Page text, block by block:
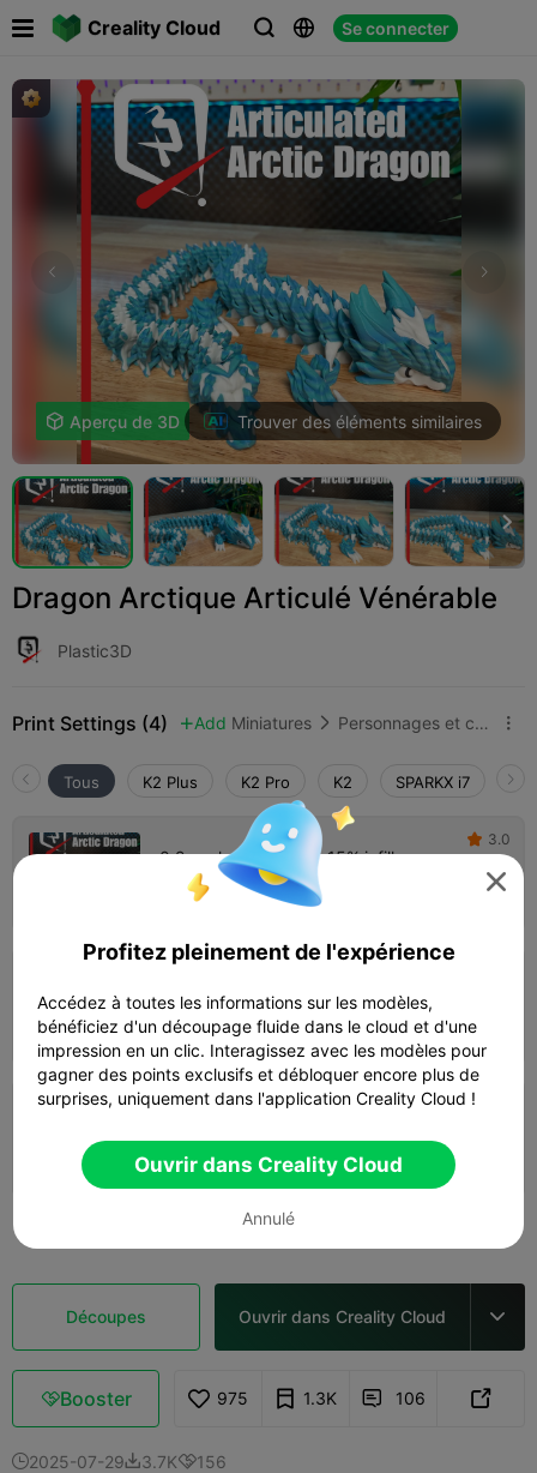
Creality Cloud   Se connecter
 
 Aperçu de 3D Trouver des éléments similaires

Dragon Arctique Articulé Vénérable
Plastic3D
Print Settings (4)  Add Miniatures  Personnages et créatures 
Tous K2 Plus K2 Pro K2 SPARKX i7
0.2mm layer, 2 walls, 15% infill
Auteur  1d 16h 
 3.0
 11h 16m  1 plates  222.74g
12h 51m 1 plates 225.77g
Voir plus
Découpes Ouvrir dans Creality Cloud 
Booster 975 1.3K  106 
2025-07-293.7K156

Profitez pleinement de l'expérience
Accédez à toutes les informations sur les modèles,
bénéficiez d'un découpage fluide dans le cloud et d'une
impression en un clic. Interagissez avec les modèles pour
gagner des points exclusifs et débloquer encore plus de
surprises, uniquement dans l'application Creality Cloud !
Ouvrir dans Creality Cloud
Annulé